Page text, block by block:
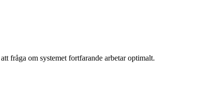
fråga om systemet fortfarande arbetar optimalt.